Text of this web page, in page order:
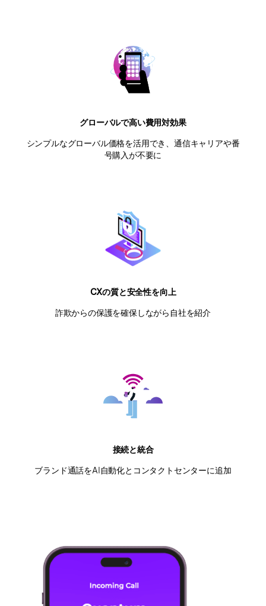
グローバルで高い費用対効果
シンプルなグローバル価格を活用でき、通信キャリアや番
号購入が不要に
CXの質と安全性を向上
詐欺からの保護を確保しながら自社を紹介
接続と統合
ブランド通話をAI自動化とコンタクトセンターに追加